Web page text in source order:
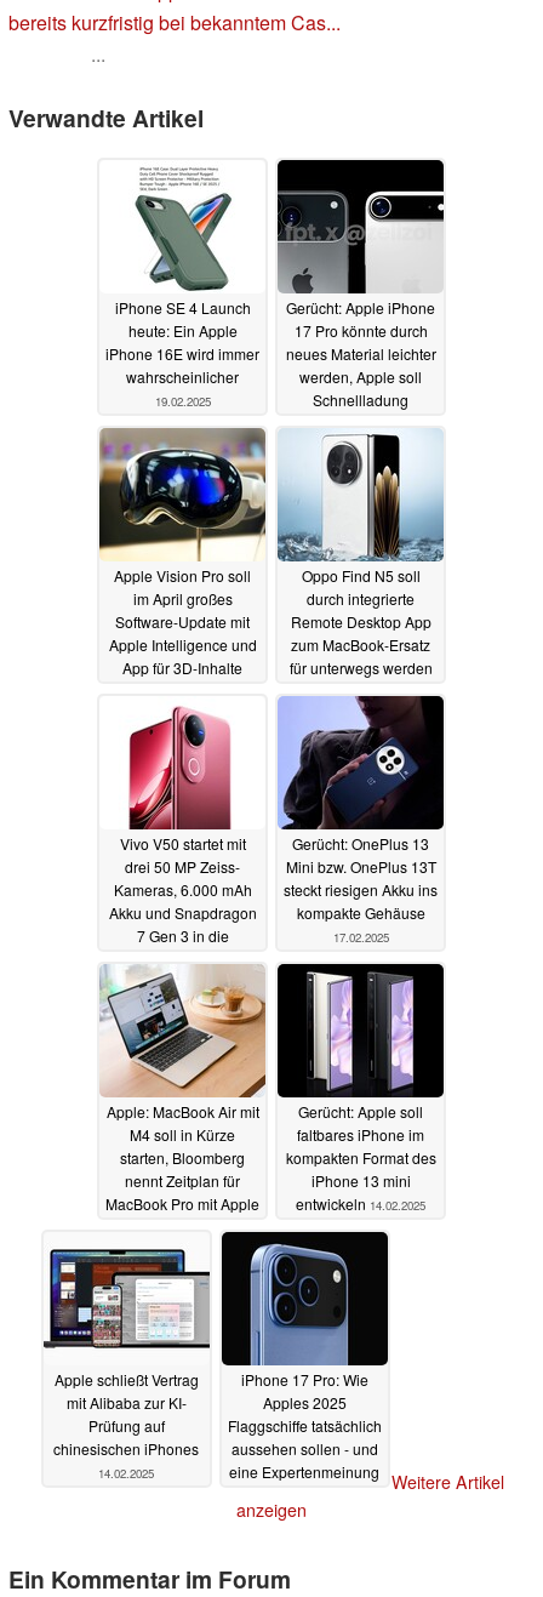
bereits kurzfristig bei bekanntem Cas...
...
Verwandte Artikel
iPhone SE 4 Launch
heute: Ein Apple
iPhone 16E wird immer
wahrscheinlicher
19.02.2025
Gerücht: Apple iPhone
17 Pro könnte durch
neues Material leichter
werden, Apple soll
Schnellladung
18.02.2025
Apple Vision Pro soll
im April großes
Software-Update mit
Apple Intelligence und
App für 3D-Inhalte
Oppo Find N5 soll
durch integrierte
Remote Desktop App
zum MacBook-Ersatz
für unterwegs werden
17.02.2025
Vivo V50 startet mit
drei 50 MP Zeiss-
Kameras, 6.000 mAh
Akku und Snapdragon
7 Gen 3 in die
17.02.2025
Gerücht: OnePlus 13
Mini bzw. OnePlus 13T
steckt riesigen Akku ins
kompakte Gehäuse
17.02.2025
Apple: MacBook Air mit
M4 soll in Kürze
starten, Bloomberg
nennt Zeitplan für
MacBook Pro mit Apple
17.02.2025
Gerücht: Apple soll
faltbares iPhone im
kompakten Format des
iPhone 13 mini
entwickeln 14.02.2025
Apple schließt Vertrag
mit Alibaba zur KI-
Prüfung auf
chinesischen iPhones
14.02.2025
iPhone 17 Pro: Wie
Apples 2025
Flaggschiffe tatsächlich
aussehen sollen - und
eine Expertenmeinung
Weitere Artikel
anzeigen
Ein Kommentar im Forum